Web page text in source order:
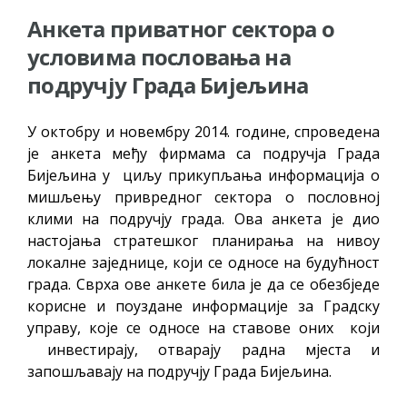
Анкета приватног сектора о
условима пословања на
подручју Града Бијељина
У октобру и новембру 2014. године, спроведена
је анкета међу фирмама са подручја Града
Бијељина у циљу прикупљања информација о
мишљењу привредног сектора о пословној
клими на подручју града. Ова анкета је дио
настојања стратешког планирања на нивоу
локалне заједнице, који се односе на будућност
града. Сврха ове анкете била је да се обезбједе
корисне и поуздане информације за Градску
управу, које се односе на ставове оних који
инвестирају, отварају радна мјеста и
запошљавају на подручју Града Бијељина.